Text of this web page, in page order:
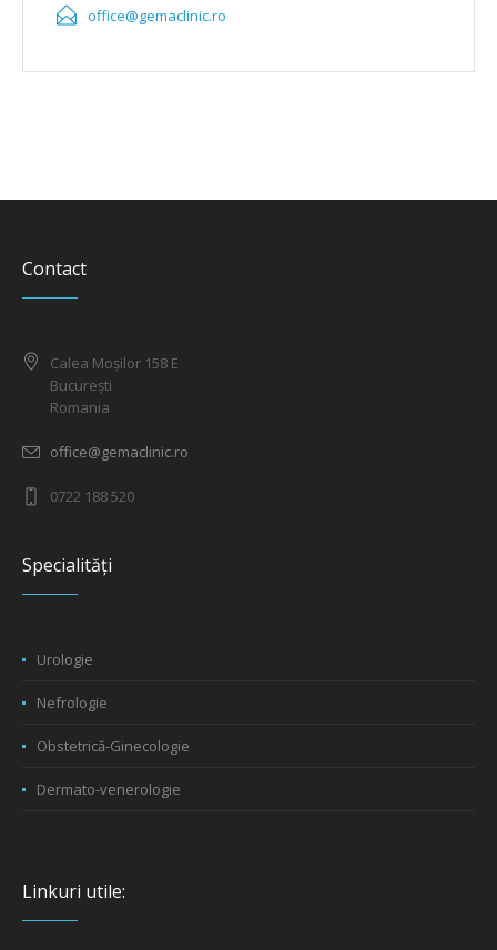
office@gemaclinic.ro
Contact
Calea Moșilor 158 E
București
Romania
office@gemaclinic.ro
0722 188 520
Specialități
Urologie
Nefrologie
Obstetrică-Ginecologie
Dermato-venerologie
Linkuri utile: